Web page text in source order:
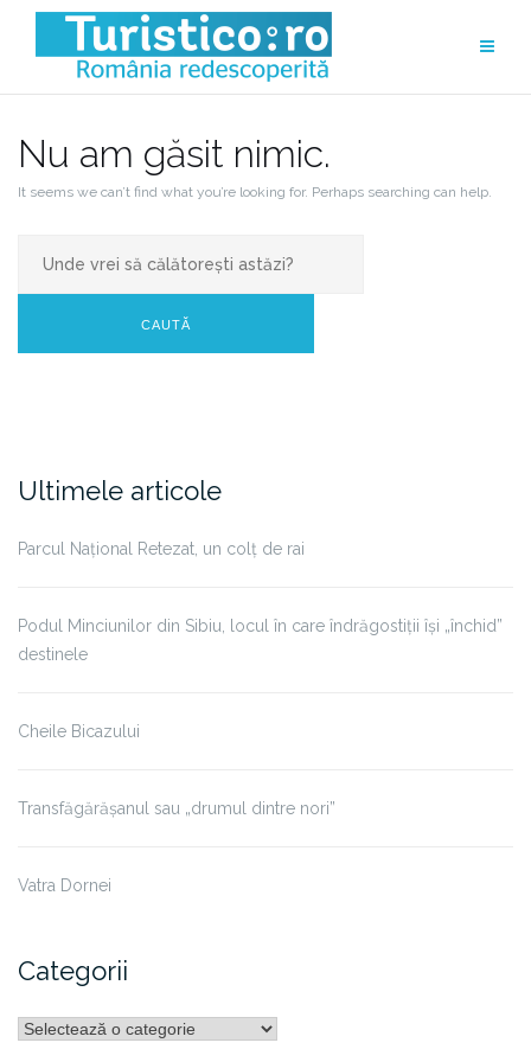
Nu am găsit nimic.
It seems we can’t find what you’re looking for. Perhaps searching can help.
Search
CAUTĂ
Ultimele articole
Parcul Național Retezat, un colț de rai
Podul Minciunilor din Sibiu, locul în care îndrăgostiții își „închid”
destinele
Cheile Bicazului
Transfăgărășanul sau „drumul dintre nori”
Vatra Dornei
Categorii
Categorii